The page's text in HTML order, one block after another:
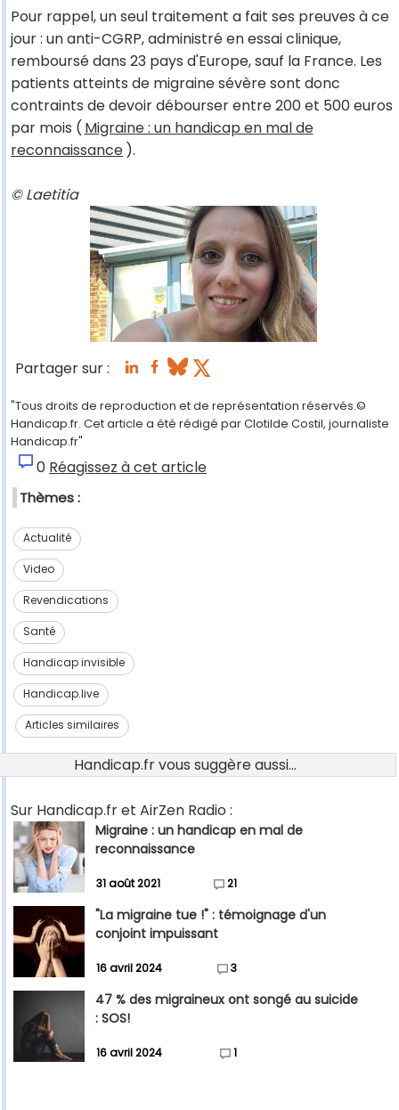
Pour rappel, un seul traitement a fait ses preuves à ce
jour : un anti-CGRP, administré en essai clinique,
remboursé dans 23 pays d'Europe, sauf la France. Les
patients atteints de migraine sévère sont donc
contraints de devoir débourser entre 200 et 500 euros
par mois ( Migraine : un handicap en mal de
reconnaissance ).
© Laetitia
Partager sur :
"Tous droits de reproduction et de représentation réservés.©
Handicap.fr. Cet article a été rédigé par Clotilde Costil, journaliste
Handicap.fr"
0 Réagissez à cet article
Thèmes :
Actualité
Video
Revendications
Santé
Handicap invisible
Handicap.live
Articles similaires
Handicap.fr vous suggère aussi...
Sur Handicap.fr et AirZen Radio :
Migraine : un handicap en mal de
reconnaissance
31 août 2021 21
"La migraine tue !" : témoignage d'un
conjoint impuissant
16 avril 2024 3
47 % des migraineux ont songé au suicide
: SOS!
16 avril 2024 1